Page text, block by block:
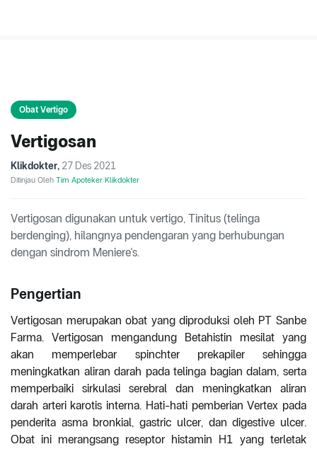
Obat Vertigo
Vertigosan
Klikdokter, 27 Des 2021
Ditinjau Oleh Tim Apoteker Klikdokter
Vertigosan digunakan untuk vertigo, Tinitus (telinga
berdenging), hilangnya pendengaran yang berhubungan
dengan sindrom Meniere's.
Pengertian
Vertigosan merupakan obat yang diproduksi oleh PT Sanbe
Farma. Vertigosan mengandung Betahistin mesilat yang
akan memperlebar spinchter prekapiler sehingga
meningkatkan aliran darah pada telinga bagian dalam, serta
memperbaiki sirkulasi serebral dan meningkatkan aliran
darah arteri karotis interna. Hati-hati pemberian Vertex pada
penderita asma bronkial, gastric ulcer, dan digestive ulcer.
Obat ini merangsang reseptor histamin H1 yang terletak